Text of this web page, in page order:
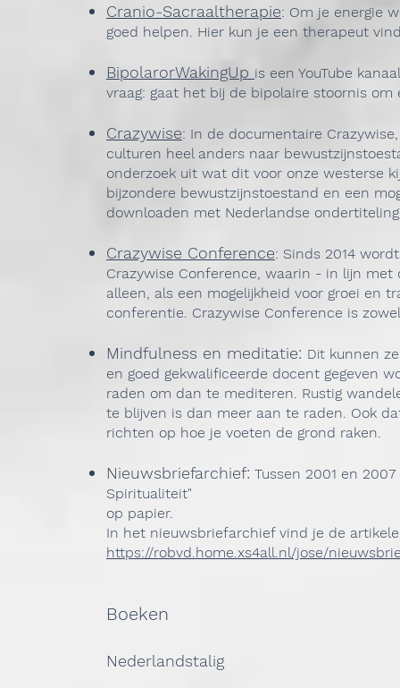
Cranio-Sacraaltherapie: Om je energie
goed helpen. Hier kun je een therapeut
BipolarorWakingUp is een YouTube
vraag: gaat het bij de bipolaire stoornis
Crazywise: In de documentaire
culturen heel anders naar
onderzoek uit wat dit voor onze westerse
bijzondere bewustzijnstoestand en een
downloaden met Nederlandse
Crazywise Conference: Sinds 2014
Crazywise Conference, waarin - in lijn
alleen, als een mogelijkheid voor groei en
conferentie. Crazywise Conference is
Mindfulness en meditatie: Dit kunnen
en goed gekwalificeerde docent gegeven
raden om dan te mediteren. Rustig
te blijven is dan meer aan te raden. Ook
richten op hoe je voeten de grond raken.
Nieuwsbriefarchief: Tussen 2001 en
Spiritualiteit"
op papier.
In het nieuwsbriefarchief vind je de
https://robvd.home.xs4all.nl/jose/
Boeken
Nederlandstalig